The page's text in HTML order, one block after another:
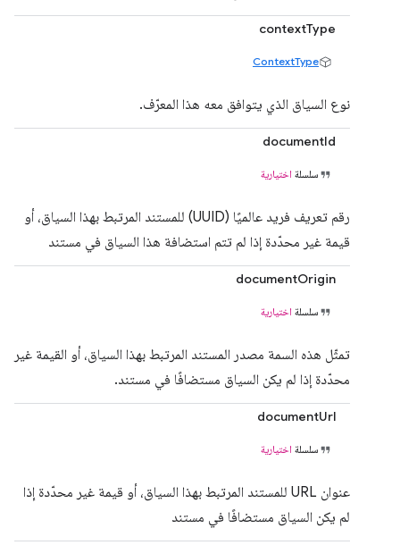
contextType
ContextType
نوع السياق الذي يتوافق معه هذا المعرّف.
documentId
سلسلة اختيارية
رقم تعريف فريد عالميًا (UUID) للمستند المرتبط بهذا السياق، أو
قيمة غير محدّدة إذا لم تتم استضافة هذا السياق في مستند
documentOrigin
سلسلة اختيارية
تمثّل هذه السمة مصدر المستند المرتبط بهذا السياق، أو القيمة غير
محدّدة إذا لم يكن السياق مستضافًا في مستند.
documentUrl
سلسلة اختيارية
عنوان URL للمستند المرتبط بهذا السياق، أو قيمة غير محدّدة إذا
لم يكن السياق مستضافًا في مستند